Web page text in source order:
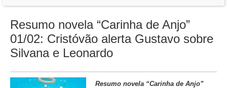
Resumo novela “Carinha de Anjo”
01/02: Cristóvão alerta Gustavo sobre
Silvana e Leonardo
Resumo novela “Carinha de Anjo”